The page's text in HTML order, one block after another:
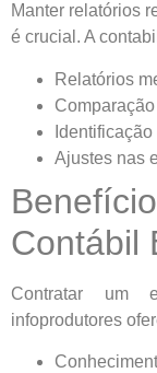
Manter relatórios
é crucial. A
Relatórios
Ajustes nas
Contábil
Contratar um
infoprodutores